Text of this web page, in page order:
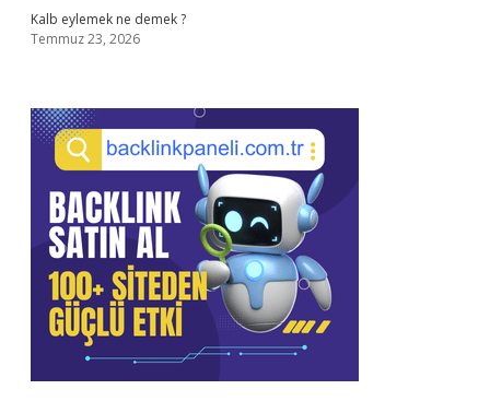
Kalb eylemek ne demek ?
Temmuz 23, 2026